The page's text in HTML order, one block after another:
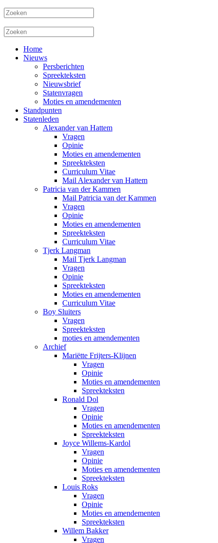
Home
Nieuws
Persberichten
Spreekteksten
Nieuwsbrief
Statenvragen
Moties en amendementen
Standpunten
Statenleden
Alexander van Hattem
Vragen
Opinie
Moties en amendementen
Spreekteksten
Curriculum Vitae
Mail Alexander van Hattem
Patricia van der Kammen
Mail Patricia van der Kammen
Vragen
Opinie
Moties en amendementen
Spreekteksten
Curriculum Vitae
Tjerk Langman
Mail Tjerk Langman
Vragen
Opinie
Spreekteksten
Moties en amendementen
Curriculum Vitae
Boy Sluiters
Vragen
Spreekteksten
moties en amendementen
Archief
Mariëtte Frijters-Klijnen
Vragen
Opinie
Moties en amendementen
Spreekteksten
Ronald Dol
Vragen
Opinie
Moties en amendementen
Spreekteksten
Joyce Willems-Kardol
Vragen
Opinie
Moties en amendementen
Spreekteksten
Louis Roks
Vragen
Opinie
Moties en amendementen
Spreekteksten
Willem Bakker
Vragen